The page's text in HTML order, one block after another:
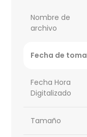
Nombre de
archivo
Fecha de toma
Fecha Hora
Digitalizado
Tamaño